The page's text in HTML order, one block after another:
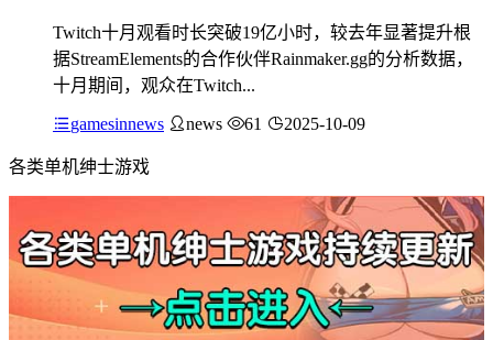
Twitch十月观看时长突破19亿小时，较去年显著提升根
据StreamElements的合作伙伴Rainmaker.gg的分析数据，
十月期间，观众在Twitch...
gamesinnews news 61 2025-10-09
各类单机绅士游戏